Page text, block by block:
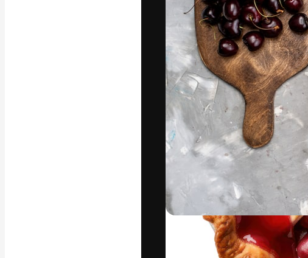
ваших лучших работ.
подписчиков среди
предприятий, агентств
Pусский